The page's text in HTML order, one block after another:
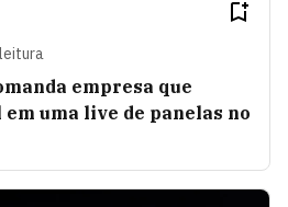
empresa que
uma live de panelas no